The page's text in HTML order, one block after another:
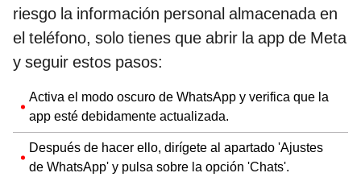
riesgo la información personal almacenada en
el teléfono, solo tienes que abrir la app de Meta
y seguir estos pasos:
Activa el modo oscuro de WhatsApp y verifica que la
app esté debidamente actualizada.
Después de hacer ello, dirígete al apartado 'Ajustes
de WhatsApp' y pulsa sobre la opción 'Chats'.